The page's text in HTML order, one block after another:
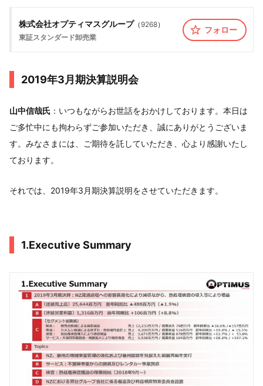
株式会社オプティマスグループ（ 9268）
東証スタンダード卸売業
フォロー
2019年3月期決算説明会
山中信哉氏 ：いつもながらお世話をおかけしております。本日は
ご多忙中にも拘わらずご参加いただき、誠にありがとうございま
す。みなさまには、ご期待を託していただき、心より感謝いたし
ております。
それでは、2019年3月期決算説明をさせていただきます。
1.Executive Summary